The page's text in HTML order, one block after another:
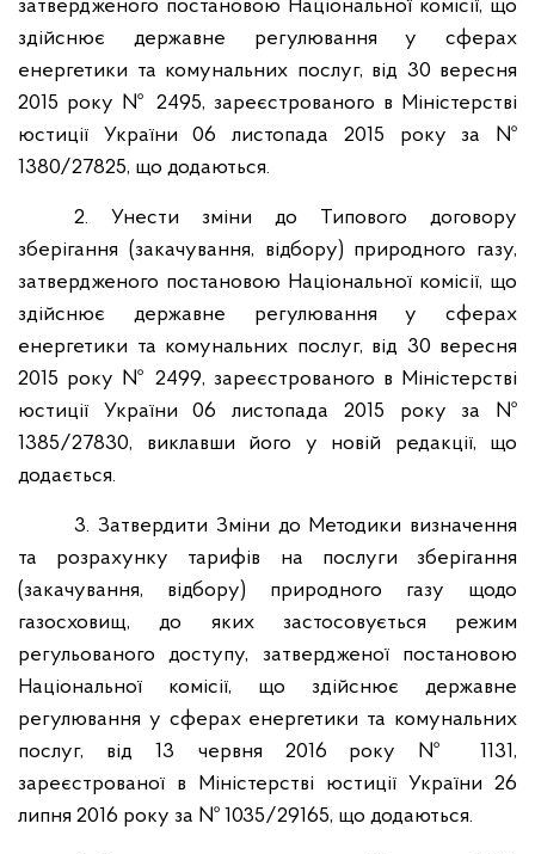
затвердженого постановою Національної комісії, що
здійснює державне регулювання у сферах
енергетики та комунальних послуг, від 30 вересня
2015 року № 2495, зареєстрованого в Міністерстві
юстиції України 06 листопада 2015 року за №
1380/27825, що додаються.
2. Унести зміни до Типового договору
зберігання (закачування, відбору) природного газу,
затвердженого постановою Національної комісії, що
здійснює державне регулювання у сферах
енергетики та комунальних послуг, від 30 вересня
2015 року № 2499, зареєстрованого в Міністерстві
юстиції України 06 листопада 2015 року за №
1385/27830, виклавши його у новій редакції, що
додається.
3. Затвердити Зміни до Методики визначення
та розрахунку тарифів на послуги зберігання
(закачування, відбору) природного газу щодо
газосховищ, до яких застосовується режим
регульованого доступу, затвердженої постановою
Національної комісії, що здійснює державне
регулювання у сферах енергетики та комунальних
послуг, від 13 червня 2016 року № 1131,
зареєстрованої в Міністерстві юстиції України 26
липня 2016 року за № 1035/29165, що додаються.